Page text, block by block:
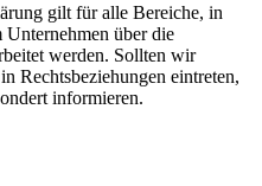
gilt für alle Bereiche, in
Unternehmen über die
werden. Sollten wir
Rechtsbeziehungen eintreten,
informieren.